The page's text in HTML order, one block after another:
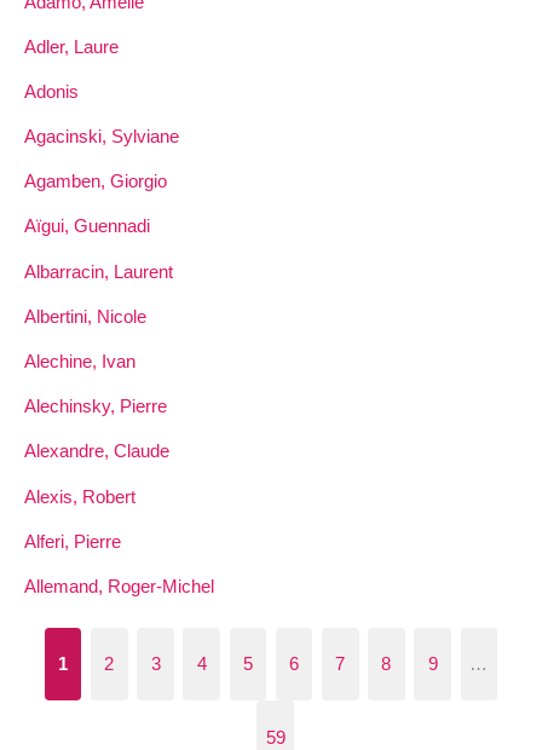
Adler, Laure
Adonis
Agacinski, Sylviane
Agamben, Giorgio
Aïgui, Guennadi
Albarracin, Laurent
Albertini, Nicole
Alechine, Ivan
Alechinsky, Pierre
Alexandre, Claude
Alexis, Robert
Alferi, Pierre
Allemand, Roger-Michel
1 2 3 4 5 6 7 8 9 …
59